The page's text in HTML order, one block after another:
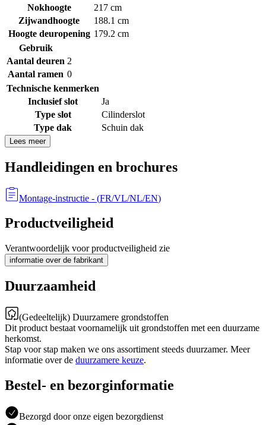
Nokhoogte
217 cm
Zijwandhoogte
188.1 cm
Hoogte deuropening 179.2 cm
Gebruik
Aantal deuren 2
Aantal ramen 0
Technische kenmerken
Inclusief slot
Ja
Type slot
Cilinderslot
Type dak
Schuin dak
Lees meer
Handleidingen en brochures
Montage-instructie - (FR/VL/NL/EN)
Productveiligheid
Verantwoordelijk voor productveiligheid zie
informatie over de fabrikant
Duurzaamheid
(Gedeeltelijk) Duurzamere grondstoffen
Dit product bestaat voornamelijk uit grondstoffen met een duurzame
herkomst.
Stap voor stap maken we ons assortiment steeds duurzamer. Meer
informatie over de duurzamere keuze.
Bestel- en bezorginformatie
Bezorgd door onze eigen bezorgdienst